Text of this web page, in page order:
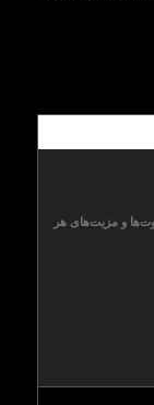
و مزیت‌های هر